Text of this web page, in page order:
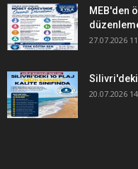
MEB'den
27.07.2026
Silivri'deki
20.07.2026